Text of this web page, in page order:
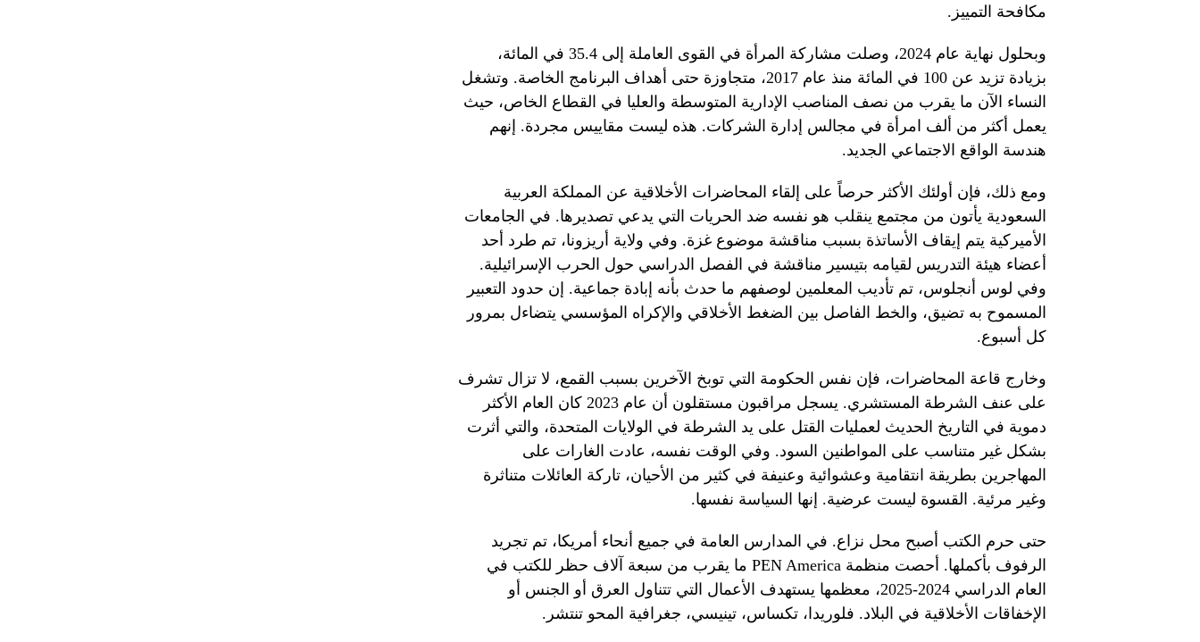
مكافحة التمييز.
وبحلول نهاية عام 2024، وصلت مشاركة المرأة في القوى العاملة إلى 35.4 في المائة،
بزيادة تزيد عن 100 في المائة منذ عام 2017، متجاوزة حتى أهداف البرنامج الخاصة. وتشغل
النساء الآن ما يقرب من نصف المناصب الإدارية المتوسطة والعليا في القطاع الخاص، حيث
يعمل أكثر من ألف امرأة في مجالس إدارة الشركات. هذه ليست مقاييس مجردة. إنهم
هندسة الواقع الاجتماعي الجديد.
ومع ذلك، فإن أولئك الأكثر حرصاً على إلقاء المحاضرات الأخلاقية عن المملكة العربية
السعودية يأتون من مجتمع ينقلب هو نفسه ضد الحريات التي يدعي تصديرها. في الجامعات
الأميركية يتم إيقاف الأساتذة بسبب مناقشة موضوع غزة. وفي ولاية أريزونا، تم طرد أحد
أعضاء هيئة التدريس لقيامه بتيسير مناقشة في الفصل الدراسي حول الحرب الإسرائيلية.
وفي لوس أنجلوس، تم تأديب المعلمين لوصفهم ما حدث بأنه إبادة جماعية. إن حدود التعبير
المسموح به تضيق، والخط الفاصل بين الضغط الأخلاقي والإكراه المؤسسي يتضاءل بمرور
كل أسبوع.
وخارج قاعة المحاضرات، فإن نفس الحكومة التي توبخ الآخرين بسبب القمع، لا تزال تشرف
على عنف الشرطة المستشري. يسجل مراقبون مستقلون أن عام 2023 كان العام الأكثر
دموية في التاريخ الحديث لعمليات القتل على يد الشرطة في الولايات المتحدة، والتي أثرت
بشكل غير متناسب على المواطنين السود. وفي الوقت نفسه، عادت الغارات على
المهاجرين بطريقة انتقامية وعشوائية وعنيفة في كثير من الأحيان، تاركة العائلات متناثرة
وغير مرئية. القسوة ليست عرضية. إنها السياسة نفسها.
حتى حرم الكتب أصبح محل نزاع. في المدارس العامة في جميع أنحاء أمريكا، تم تجريد
الرفوف بأكملها. أحصت منظمة PEN America ما يقرب من سبعة آلاف حظر للكتب في
العام الدراسي 2024-2025، معظمها يستهدف الأعمال التي تتناول العرق أو الجنس أو
الإخفاقات الأخلاقية في البلاد. فلوريدا، تكساس، تينيسي، جغرافية المحو تنتشر.